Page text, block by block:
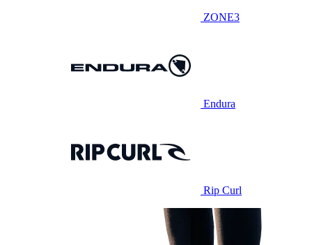
ZONE3
Endura
Rip Curl